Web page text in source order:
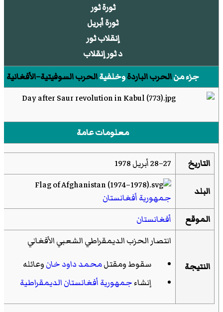
ثورة ثور
ثورة أبريل
إنقلاب ثور
د ثور إنقلاب
جزء منالحرب الباردةوخلفيةالحرب السوفيتية–الأفغانية
معلومات عامة
التاريخ 27–28 أبريل 1978
البلد
جمهورية أفغانستان
الموقع
أفغانستان
النتيجة
انتصار الحزب الديمقراطي الشعبي الأفغاني
سقوط ومقتلمحمد داود خانوعائله
إنشاءجمهورية أفغانستان الديمقراطية